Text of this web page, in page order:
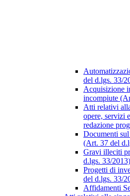
del d.lgs. 33/
Acquisizione
incompiute
Atti relativi
opere, servizi
redazione
Documenti
(Art. 37 del
Gravi illeciti
d.lgs. 33/2013)
Progetti di
del d.lgs. 33/
Affidamenti